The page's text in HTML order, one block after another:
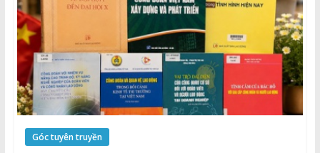
Góc tuyên truyền